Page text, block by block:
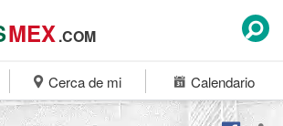
MEX.COM
Cerca de mi Calendario